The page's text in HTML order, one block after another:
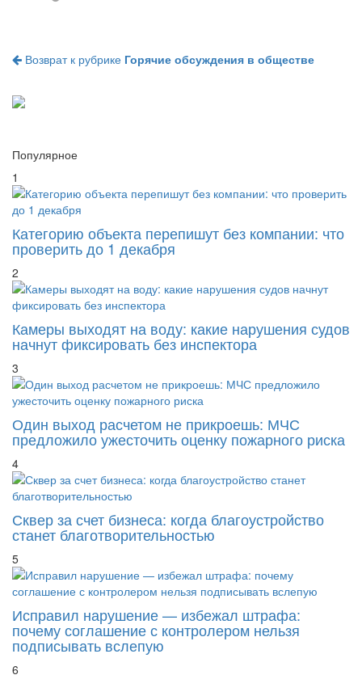
Возврат к рубрике Горячие обсуждения в обществе
Популярное
1
Категорию объекта перепишут без компании: что
проверить до 1 декабря
2
Камеры выходят на воду: какие нарушения судов
начнут фиксировать без инспектора
3
Один выход расчетом не прикроешь: МЧС
предложило ужесточить оценку пожарного риска
4
Сквер за счет бизнеса: когда благоустройство
станет благотворительностью
5
Исправил нарушение — избежал штрафа:
почему соглашение с контролером нельзя
подписывать вслепую
6